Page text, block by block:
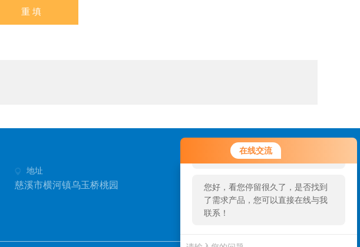
在线交流
您好！欢迎前来咨询，很高兴为您
服务，请问您要咨询什么问题呢？
您好，看您停留很久了，是否找到
了需求产品，您可以直接在线与我
联系！
地址
慈溪市横河镇乌玉桥桃园